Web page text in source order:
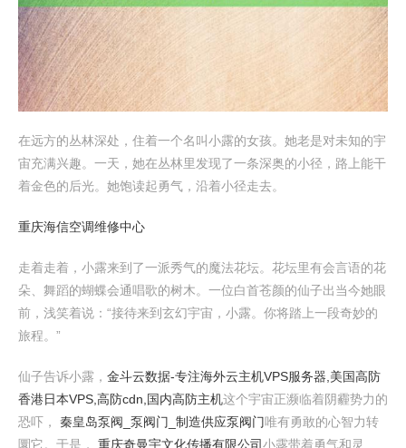
在远方的丛林深处，住着一个名叫小露的女孩。她老是对未知的宇
宙充满兴趣。一天，她在丛林里发现了一条深奥的小径，路上能干
着金色的后光。她饱读起勇气，沿着小径走去。
重庆海信空调维修中心
走着走着，小露来到了一派秀气的魔法花坛。花坛里有会言语的花
朵、舞蹈的蝴蝶会通唱歌的树木。一位白首苍颜的仙子出当今她眼
前，浅笑着说：“接待来到玄幻宇宙，小露。你将踏上一段奇妙的
旅程。”
仙子告诉小露， 金斗云数据-专注海外云主机VPS服务器,美国高防
香港日本VPS,高防cdn,国内高防主机这个宇宙正濒临着阴霾势力的
恐吓， 秦皇岛泵阀_泵阀门_制造供应泵阀门唯有勇敢的心智力转
圜它。于是， 重庆奇曼宇文化传播有限公司小露带着勇气和灵